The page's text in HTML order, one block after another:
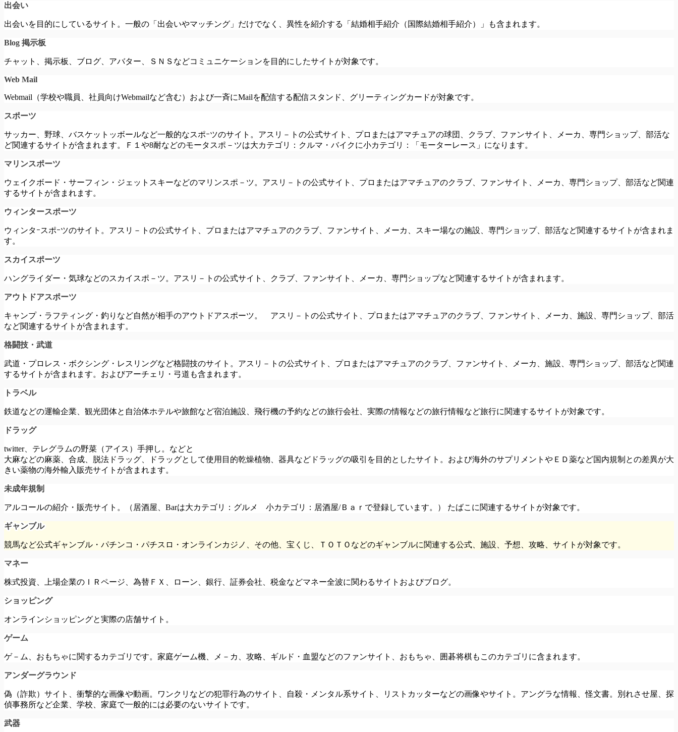
出会い
出会いを目的にしているサイト。一般の「出会いやマッチング」だけでなく、異性を紹介する「結婚相手紹介（国際結婚相手紹介）」も含まれます。
Blog 掲示板
チャット、掲示板、ブログ、アバター、ＳＮＳなどコミュニケーションを目的にしたサイトが対象です。
Web Mail
Webmail（学校や職員、社員向けWebmailなど含む）および一斉にMailを配信する配信スタンド、グリーティングカードが対象です。
スポーツ
サッカー、野球、バスケットッボールなど一般的なスポｰツのサイト。アスリ－トの公式サイト、プロまたはアマチュアの球団、クラブ、ファンサイト、メーカ、専門ショップ、部活な
ど関連するサイトが含まれます。Ｆ１や8耐などのモータスポ－ツは大カテゴリ：クルマ・バイクに小カテゴリ：「モーターレース」になります。
マリンスポーツ
ウェイクボード・サーフィン・ジェットスキーなどのマリンスポ－ツ。アスリ－トの公式サイト、プロまたはアマチュアのクラブ、ファンサイト、メーカ、専門ショップ、部活など関連
するサイトが含まれます。
ウィンタースポーツ
ウィンタｰスポｰツのサイト。アスリ－トの公式サイト、プロまたはアマチュアのクラブ、ファンサイト、メーカ、スキー場なの施設、専門ショップ、部活など関連するサイトが含まれま
す。
スカイスポーツ
ハングライダー・気球などのスカイスポ－ツ。アスリ－トの公式サイト、クラブ、ファンサイト、メーカ、専門ショップなど関連するサイトが含まれます。
アウトドアスポーツ
キャンプ・ラフティング・釣りなど自然が相手のアウトドアスポーツ。 アスリ－トの公式サイト、プロまたはアマチュアのクラブ、ファンサイト、メーカ、施設、専門ショップ、部活
など関連するサイトが含まれます。
格闘技・武道
武道・プロレス・ボクシング・レスリングなど格闘技のサイト。アスリ－トの公式サイト、プロまたはアマチュアのクラブ、ファンサイト、メーカ、施設、専門ショップ、部活など関連
するサイトが含まれます。およびアーチェリ・弓道も含まれます。
トラベル
鉄道などの運輸企業、観光団体と自治体ホテルや旅館など宿泊施設、飛行機の予約などの旅行会社、実際の情報などの旅行情報など旅行に関連するサイトが対象です。
ドラッグ
twitter、テレグラムの野菜（アイス）手押し。などと
大麻などの麻薬、合成、脱法ドラッグ、ドラッグとして使用目的乾燥植物、器具などドラッグの吸引を目的としたサイト。および海外のサプリメントやＥＤ薬など国内規制との差異が大
きい薬物の海外輸入販売サイトが含まれます。
未成年規制
アルコールの紹介・販売サイト。（居酒屋、Barは大カテゴリ：グルメ 小カテゴリ：居酒屋/Ｂａｒで登録しています。） たばこに関連するサイトが対象です。
ギャンブル
競馬など公式ギャンブル・パチンコ・パチスロ・オンラインカジノ、その他、宝くじ、ＴＯＴＯなどのギャンブルに関連する公式、施設、予想、攻略、サイトが対象です。
マネー
株式投資、上場企業のＩＲページ、為替ＦＸ、ローン、銀行、証券会社、税金などマネー全波に関わるサイトおよびブログ。
ショッピング
オンラインショッピングと実際の店舗サイト。
ゲーム
ゲ－ム、おもちゃに関するカテゴリです。家庭ゲーム機、メ－カ、攻略、ギルド・血盟などのファンサイト、おもちゃ、囲碁将棋もこのカテゴリに含まれます。
アンダーグラウンド
偽（詐欺）サイト
、衝撃的な画像や動画。ワンクリなどの犯罪行為のサイト、自殺・メンタル系サイト、リストカッターなどの画像やサイト。アングラな情報、怪文書。別れさせ屋、探
偵事務所など企業、学校、家庭で一般的には必要のないサイトです。
武器